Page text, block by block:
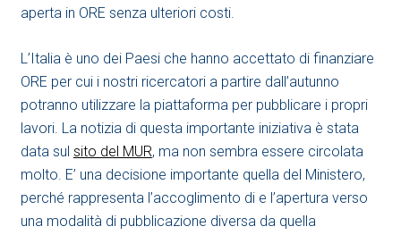
aperta in ORE senza ulteriori costi.
L’Italia è uno dei Paesi che hanno accettato di finanziare
ORE per cui i nostri ricercatori a partire dall’autunno
potranno utilizzare la piattaforma per pubblicare i propri
lavori. La notizia di questa importante iniziativa è stata
data sul sito del MUR, ma non sembra essere circolata
molto. E’ una decisione importante quella del Ministero,
perché rappresenta l’accoglimento di e l’apertura verso
una modalità di pubblicazione diversa da quella